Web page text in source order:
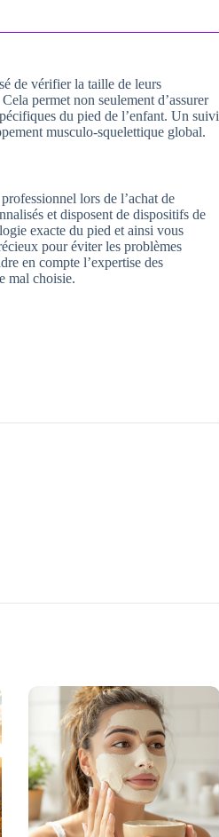
de vérifier la taille de leurs
permet non seulement d’assurer
du pied de l’enfant. Un suivi
musculo-squelettique global.
lors de l’achat de
et disposent de dispositifs de
exacte du pied et ainsi vous
pour éviter les problèmes
en compte l’expertise des
mal choisie.